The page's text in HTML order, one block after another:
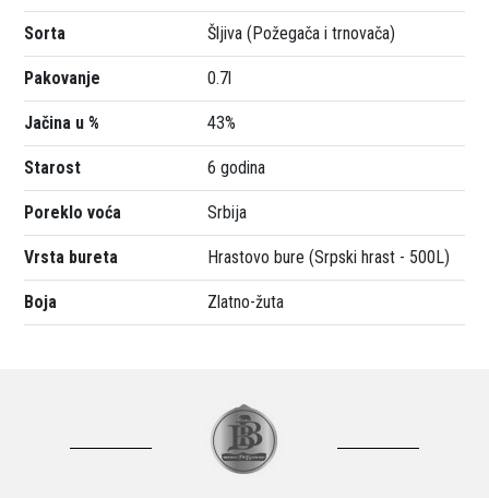
Sorta Šljiva (Požegača i trnovača)
Pakovanje 0.7l
Jačina u % 43%
Starost 6 godina
Poreklo voća Srbija
Vrsta bureta Hrastovo bure (Srpski hrast - 500L)
Boja Zlatno-žuta